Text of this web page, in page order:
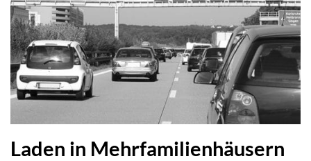
Laden in Mehrfamilienhäusern